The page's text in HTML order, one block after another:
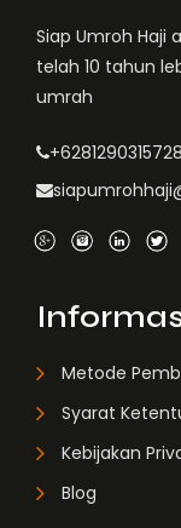
Siap Umroh Haji
telah 10 tahun
umrah
+6281290315728
Metode
Syarat
Kebijakan
Blog